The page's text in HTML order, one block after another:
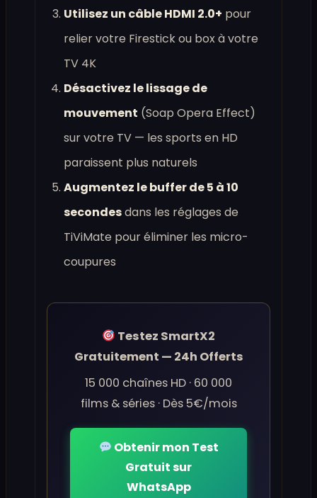
Utilisez un câble HDMI 2.0+ pour
relier votre Firestick ou box à votre
TV 4K
Désactivez le lissage de
mouvement (Soap Opera Effect)
sur votre TV — les sports en HD
paraissent plus naturels
Augmentez le buffer de 5 à 10
secondesdans les réglages de
TiViMate pour éliminer les micro-
coupures
Testez SmartX2
Gratuitement — 24h Offerts
15 000 chaînes HD · 60 000
films & séries · Dès 5€/mois
Obtenir mon Test
Gratuit sur
WhatsApp